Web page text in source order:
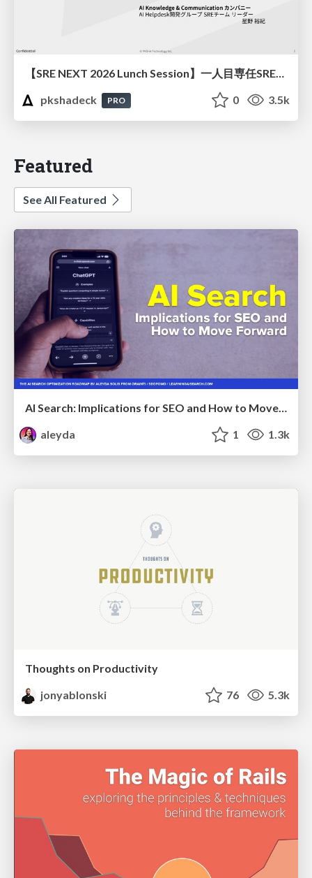
【SRE NEXT 2026 Lunch Session】一人目専任SREの立ち上げを加速する ― AIと進めたオンボーディングで2分を0.04秒にした話
pkshadeck
PRO 0 3.5k
Featured
See All Featured
AI Search: Implications for SEO and How to Move Forward - #ShenzhenSEOConference
aleyda
1 1.3k
Thoughts on Productivity
jonyablonski
76 5.3k